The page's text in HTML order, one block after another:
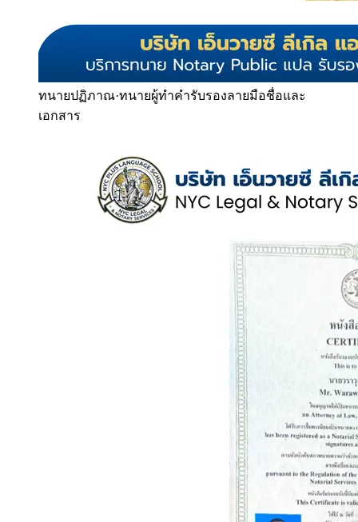
ทนายปฏิภาณ·ทนายผู้ทำคำรับรองลายมือชื่อและ
เอกสาร